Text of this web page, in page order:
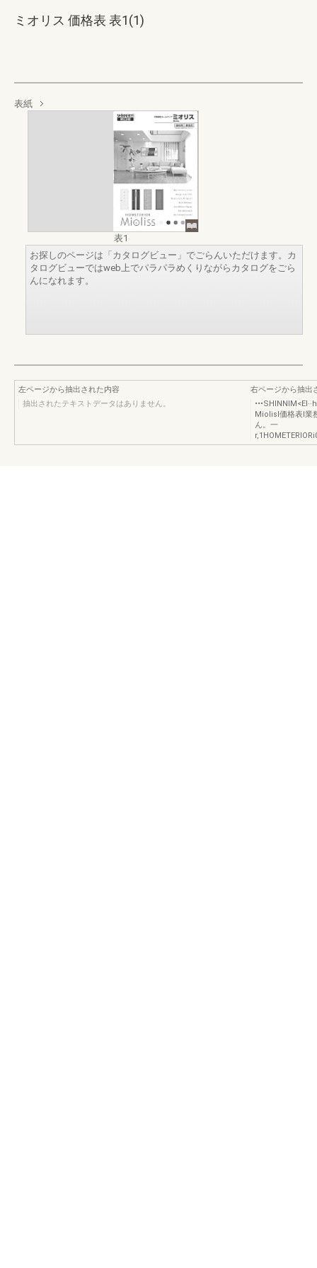
ミオリス 価格表 表1(1)
表紙
表1
お探しのページは「カタログビュー」でごらんいただけます。カ
タログビューではweb上でパラパラめくりながらカタログをごら
んになれます。
左ページから抽出された内容
抽出されたテキストデータはありません。
右ページから抽出
MiolisI価格表I業
ん。一